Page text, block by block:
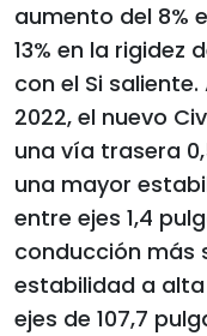
aumento del 8%
13% en la rigidez
con el Si
2022, el nuevo
una vía trasera
una mayor
entre ejes 1,4
conducción más
estabilidad a
ejes de 107,7